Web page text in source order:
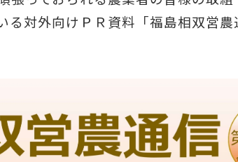
る対外向けＰＲ資料「福島相双営